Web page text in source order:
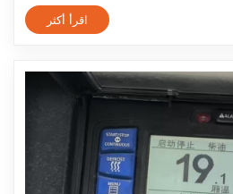
اقرأ أكثر